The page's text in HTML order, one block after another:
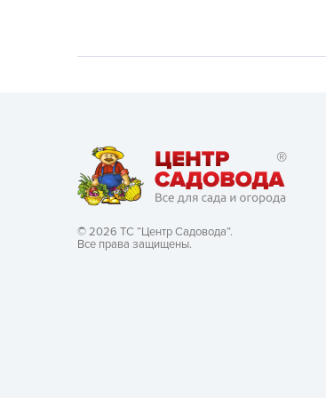
© 2026 ТС “Центр Садовода”.
Все права защищены.